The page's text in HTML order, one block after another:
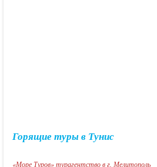
Горящие туры в Тунис
«Море Туров» турагентство в г. Мелитополь